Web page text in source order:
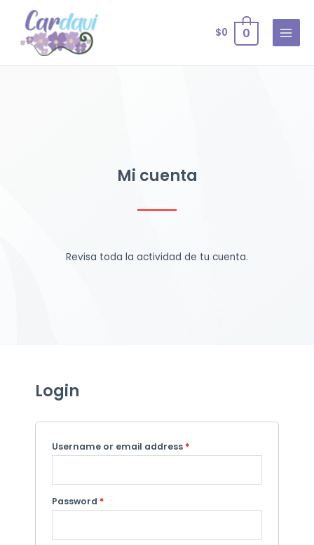
$0 0
Mi cuenta
Revisa toda la actividad de tu cuenta.
Login
Username or email address *
Password *